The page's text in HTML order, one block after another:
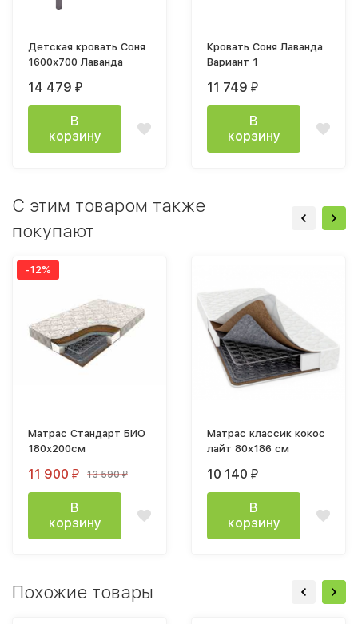
Детская кровать Соня
1600х700 Лаванда
14 479 ₽
В
корзину
Кровать Соня Лаванда
Вариант 1
11 749 ₽
В
корзину
C этим товаром также
покупают
-12%
Матрас Стандарт БИО
180х200см
11 900 ₽ 13 590₽
В
корзину
Матрас классик кокос
лайт 80х186 см
10 140 ₽
В
корзину
Похожие товары